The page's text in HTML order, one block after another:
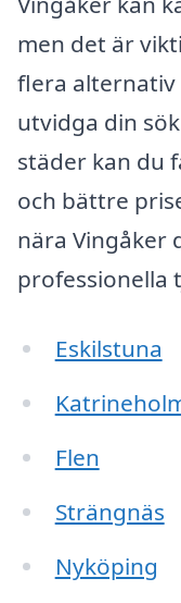
men det är
flera
utvidga din
städer kan du
och bättre
nära Vingåker
professionella
Eskilstuna
Flen
Strängnäs
Nyköping